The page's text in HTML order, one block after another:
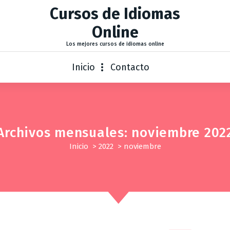
Cursos de Idiomas
Online
Los mejores cursos de idiomas online
Inicio Contacto
mensuales: noviembre
Inicio > 2022 > noviembre